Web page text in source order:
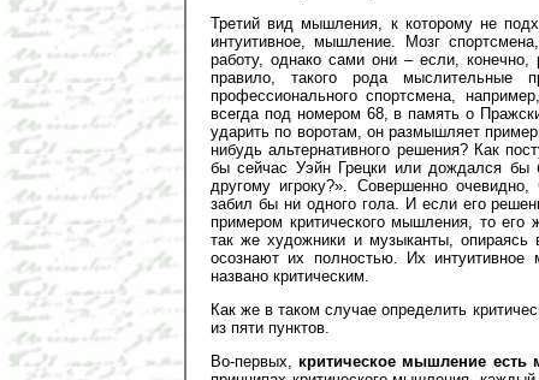
Третий вид мышления, к которому не
интуитивное, мышление. Мозг
работу, однако сами они – если,
правило, такого рода мыслительные
профессионального спортсмена,
всегда под номером 68, в память о
ударить по воротам, он размышляет
нибудь альтернативного решения? Как
бы сейчас Уэйн Грецки или дождался
другому игроку?». Совершенно
забил бы ни одного гола. И если его
примером критического мышления, то
так же художники и музыканты,
осознают их полностью. Их
названо критическим.
Как же в таком случае определить
из пяти пунктов.
Во-первых,критическое мышление есть